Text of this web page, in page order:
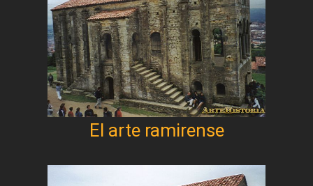
El arte ramirense